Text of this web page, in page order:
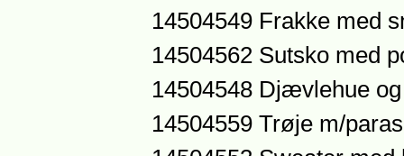
14504549 Frakke med
14504562 Sutsko med
14504548 Djævlehue
14504559 Trøje m/